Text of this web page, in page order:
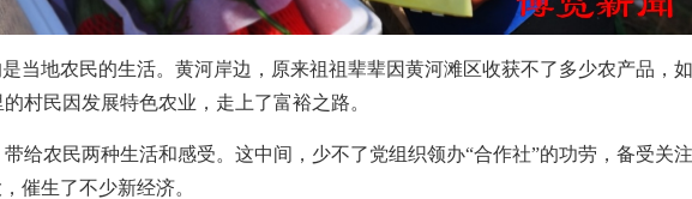
地农民的生活。黄河岸边，原来祖祖辈辈因黄河滩区收获不了多少农产品，如
村民因发展特色农业，走上了富裕之路。
农民两种生活和感受。这中间，少不了党组织领办“合作社”的功劳，备受关注
催生了不少新经济。